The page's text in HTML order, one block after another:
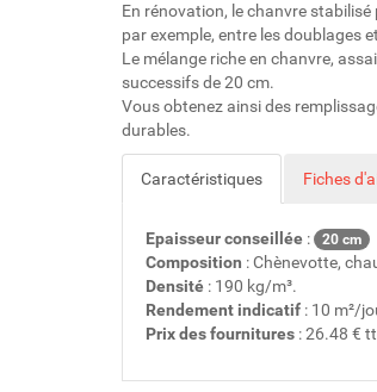
En rénovation, le chanvre
par exemple, entre les doublages
Le mélange riche en chanvre,
successifs de 20 cm.
Vous obtenez ainsi des
durables.
Caractéristiques Fiches
Epaisseur conseillée : 20 cm
Composition : Chènevotte,
Densité : 190 kg/m³.
Rendement indicatif : 10 m²/
Prix des fournitures : 26.48 €